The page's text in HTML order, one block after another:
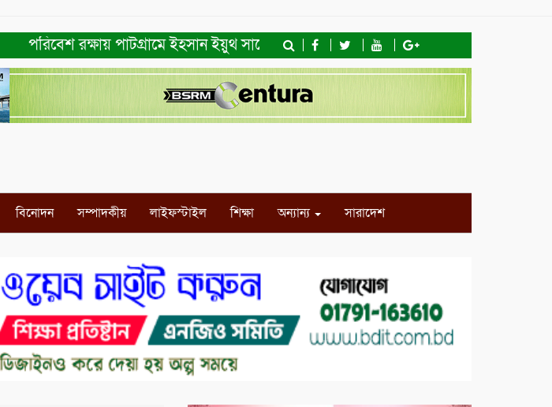
পরিবেশ রক্ষায় পাটগ্রামে ইহসান ইয়ুথ সার্কেলের বৃক্ষরোপণ মিরপুর-১১ নম্বরে দুর্বৃত্তদের
বিনোদন সম্পাদকীয় লাইফস্টাইল শিক্ষা অন্যান্য সারাদেশ